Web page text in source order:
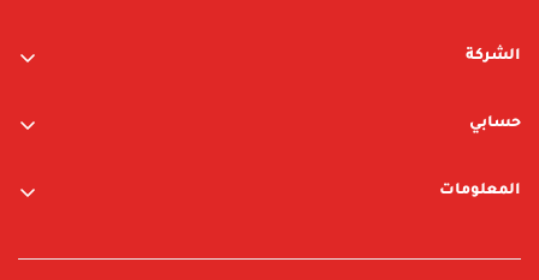
متجر نيوبوي
العلامات التجارية
الشركة
حسابي
المعلومات